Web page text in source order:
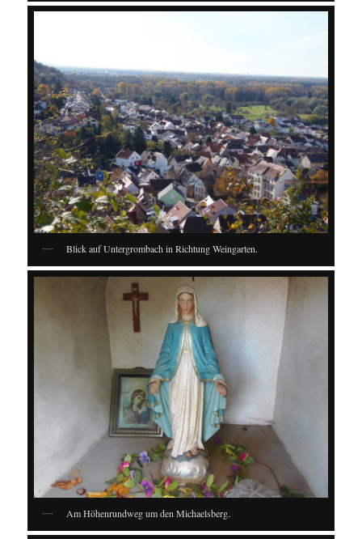
Blick auf Untergrombach in Richtung Weingarten.
Am Höhenrundweg um den Michaelsberg.